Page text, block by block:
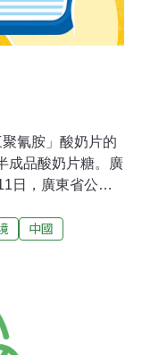
氰胺」酸奶片的
成品酸奶片糖。廣
日，廣東省公安
成功拘捕生產、
者，查扣成品酸
廳已報請公安
中國